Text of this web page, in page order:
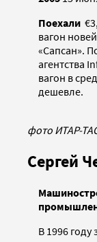
Поехали
вагон
«Сапсан».
агентства
вагон в
дешевле.
фото ИТАР-
Сергей
В 1996 году